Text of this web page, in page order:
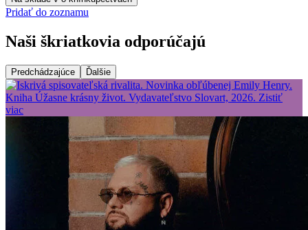
Pridať do zoznamu
Naši škriatkovia odporúčajú
Predchádzajúce Ďalšie